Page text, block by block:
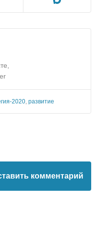
2020 развитие
комментарий